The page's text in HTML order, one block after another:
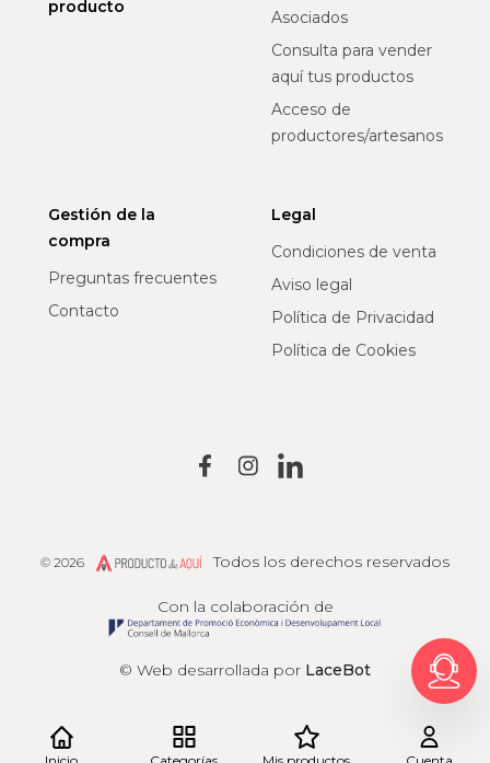
producto
Asociados
Consulta para vender
aquí tus productos
Acceso de
productores/artesanos
Gestión de la
compra
Preguntas frecuentes
Contacto
Legal
Condiciones de venta
Aviso legal
Política de Privacidad
Política de Cookies
© Web desarrollada por LaceBot
Con la colaboración de
© 2026 Producto de AquíTodos los derechos reservados
Inicio Categorías Mis productos Cuenta